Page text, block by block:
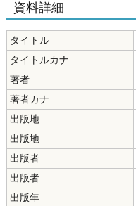
資料詳細
タイトル
タイトルカナ
著者
著者カナ
出版地
出版地
出版者
出版者
出版年